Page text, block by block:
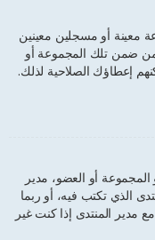
معينة أو مسجلين معينين
من ضمن تلك المجموعة أو
إعطاؤك الصلاحية لذلك.
أو العضو، مدير
الذي تكتب فيه، أو ربما
مدير المنتدى إذا كنت غير